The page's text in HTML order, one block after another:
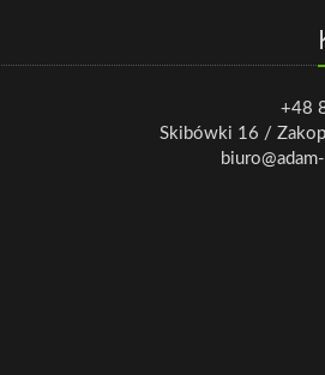
+48
Skibówki 16 /